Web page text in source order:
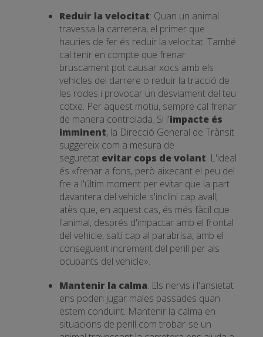
Reduir la velocitat: Quan un animal
travessa la carretera, el primer que
hauries de fer és reduir la velocitat. També
cal tenir en compte que frenar
bruscament pot causar xocs amb els
vehicles del darrere o reduir la tracció de
les rodes i provocar un desviament del teu
cotxe. Per aquest motiu, sempre cal frenar
de manera controlada. Si l'impacte és
imminent, la Direcció General de Trànsit
suggereix com a mesura de
seguretat evitar cops de volant. L'ideal
és «frenar a fons, però aixecant el peu del
fre a l'últim moment per evitar que la part
davantera del vehicle s'inclini cap avall;
atès que, en aquest cas, és més fàcil que
l'animal, després d'impactar amb el frontal
del vehicle, salti cap al parabrisa, amb el
consegüent increment del perill per als
ocupants del vehicle».
Mantenir la calma: Els nervis i l'ansietat
ens poden jugar males passades quan
estem conduint. Mantenir la calma en
situacions de perill com trobar-se un